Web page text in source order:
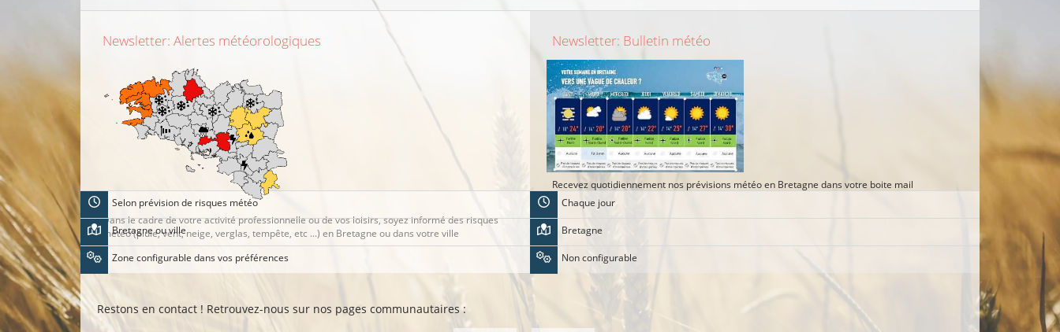
Newsletter: Alertes météorologiques
Dans le cadre de votre activité professionnelle ou de vos loisirs, soyez informé des risques
météo (pluie, vent, neige, verglas, tempête, etc ...) en Bretagne ou dans votre ville
Selon prévision de risques météo
Bretagne ou ville
Zone configurable dans vos préférences
Newsletter: Bulletin météo
Recevez quotidiennement nos prévisions météo en Bretagne dans votre boite mail
Chaque jour
Bretagne
Non configurable
Restons en contact ! Retrouvez-nous sur nos pages communautaires :